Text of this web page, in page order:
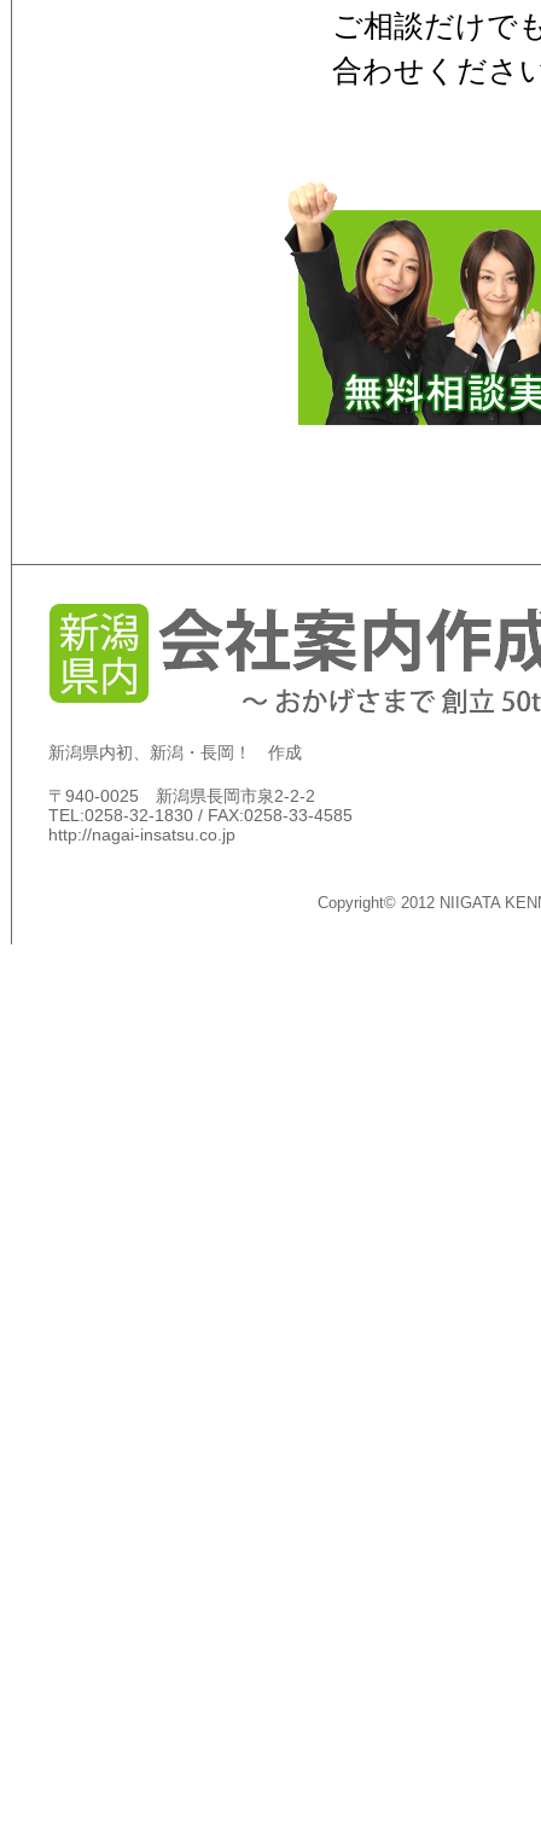
ご相談だけで
合わせくださ
新潟県内初、新潟・長岡！ 作成
〒940-0025 新潟県長岡市泉2-2-2
TEL:0258-32-1830 / FAX:0258-33-4585
http://nagai-insatsu.co.jp
Copyright© 2012 NIIGATA